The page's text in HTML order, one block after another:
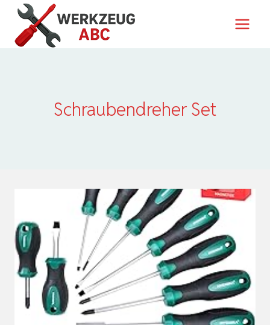
Zum
Inhalt
springen
Schraubendreher Set